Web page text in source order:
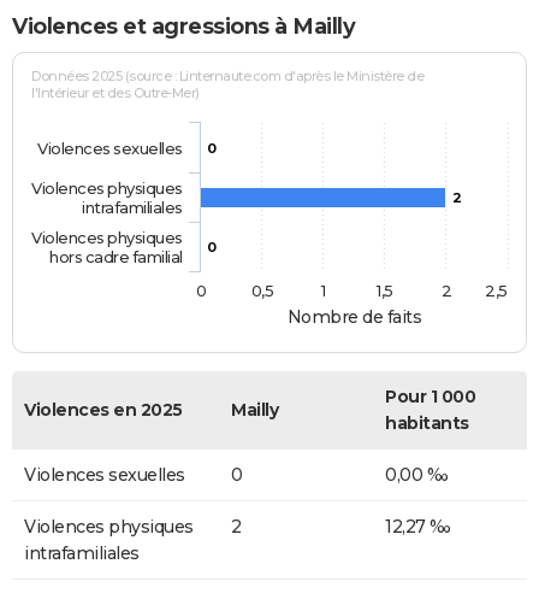
Violences et agressions à Mailly
Nombre de faits
Données 2025 (source : Linternaute.com d'après le Ministère de
l'Intérieur et des Outre-Mer)
0
2
0
Violences sexuelles
Violences physiques
intrafamiliales
Violences physiques
hors cadre familial
0
0,5 1 1,5 2 2,5
Violences en 2025 Mailly
Pour 1 000
habitants
Violences sexuelles 0 0,00 ‰
Violences physiques
intrafamiliales
2 12,27 ‰